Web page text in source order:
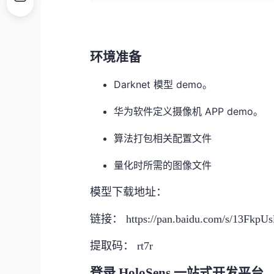
环境准备
Darknet 模型 demo。
华为软件定义摄像机 APP demo。
算法打包相关配置文件
量化时所需的图像文件
模型下载地址：
链接： https://pan.baidu.com/s/
提取码： rt7r